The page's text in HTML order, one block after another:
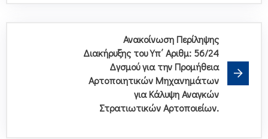
Ανακοίνωση Περίληψης
Διακήρυξης του Υπ΄ Αριθμ: 56/24
Δγσμού για την Προμήθεια
Αρτοποιητικών Μηχανημάτων
για Κάλυψη Αναγκών
Στρατιωτικών Αρτοποιείων.